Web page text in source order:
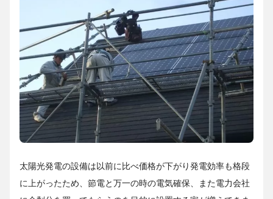
太陽光発電の設備は以前に比べ価格が下がり発電効率も格段
に上がったため、節電と万一の時の電気確保、また電力会社